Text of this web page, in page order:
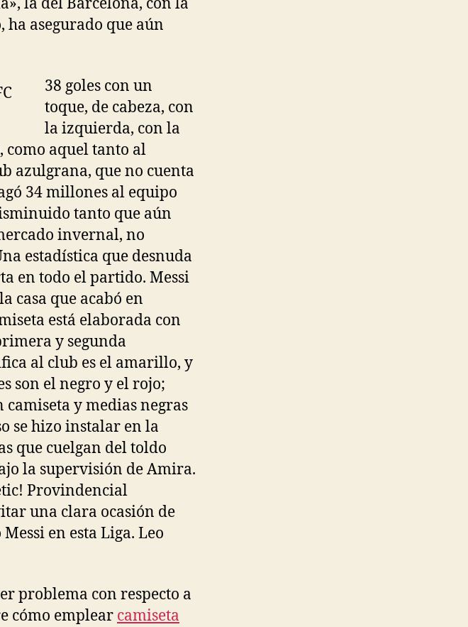
ha asegurado que aún
38 goles con un
toque, de cabeza, con
la izquierda, con la
como aquel tanto al
azulgrana, que no cuenta
34 millones al equipo
tanto que aún
invernal, no
estadística que desnuda
en todo el partido. Messi
casa que acabó en
está elaborada con
y segunda
al club es el amarillo, y
son el negro y el rojo;
y medias negras
se hizo instalar en la
que cuelgan del toldo
la supervisión de Amira.
Provindencial
una clara ocasión de
en esta Liga. Leo
problema con respecto a
cómo emplear camiseta